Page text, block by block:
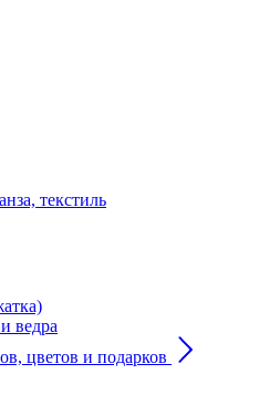
текстиль
ведра
цветов и подарков